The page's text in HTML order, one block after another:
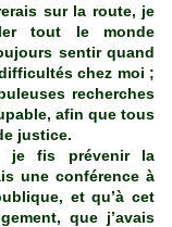
sur la route, je
tout le monde
sentir quand
chez moi ;
recherches
afin que tous
justice.
je fis prévenir la
une conférence à
et qu’à cet
que j’avais